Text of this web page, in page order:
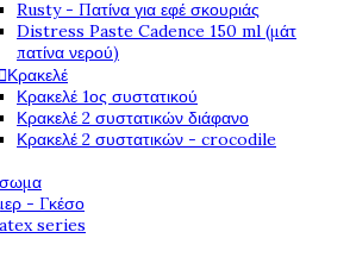
Rusty - Πατίνα για εφέ σκουριάς
Distress Paste Cadence 150 ml (μάτ
πατίνα νερού)
Κρακελέ
Κρακελέ 1ος συστατικού
Κρακελέ 2 συστατικών διάφανο
Κρακελέ 2 συστατικών - crocodile
- Γκέσο
series